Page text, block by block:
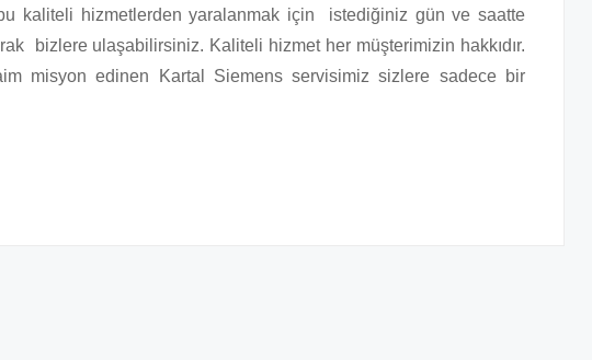
kaliteli hizmetlerden yaralanmak için istediğiniz gün ve saatte
bizlere ulaşabilirsiniz. Kaliteli hizmet her müşterimizin hakkıdır.
misyon edinen Kartal Siemens servisimiz sizlere sadece bir